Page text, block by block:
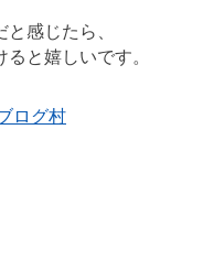
感じたら、
と嬉しいです。
ログ村